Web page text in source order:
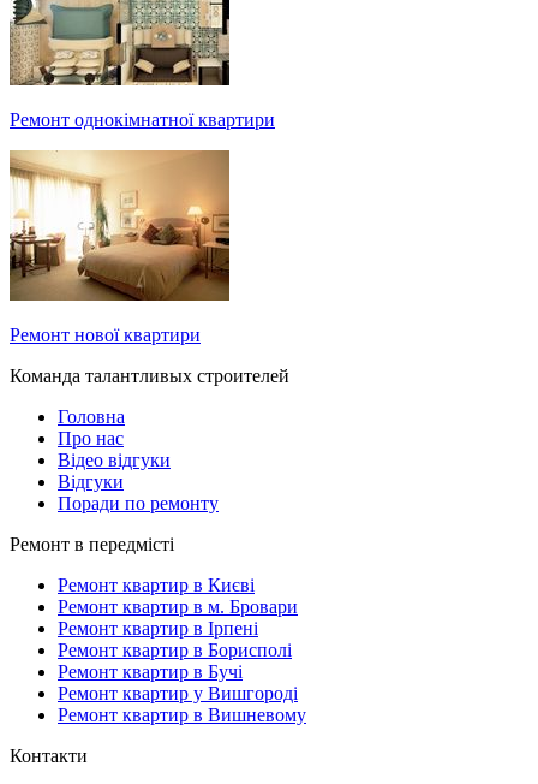
Ремонт однокімнатної квартири
Ремонт нової квартири
Команда талантливых строителей
Головна
Про нас
Відео відгуки
Відгуки
Поради по ремонту
Ремонт в передмісті
Ремонт квартир в Києві
Ремонт квартир в м. Бровари
Ремонт квартир в Ірпені
Ремонт квартир в Борисполі
Ремонт квартир в Бучі
Ремонт квартир у Вишгороді
Ремонт квартир в Вишневому
Контакти